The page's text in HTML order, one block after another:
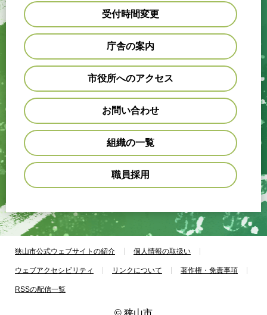
受付時間変更
庁舎の案内
市役所へのアクセス
お問い合わせ
組織の一覧
職員採用
狭山市公式ウェブサイトの紹介 個人情報の取扱い
ウェブアクセシビリティ リンクについて 著作権・免責事項
RSSの配信一覧